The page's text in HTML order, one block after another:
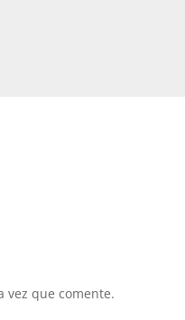
vez que comente.